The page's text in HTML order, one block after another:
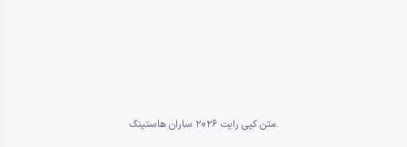
متن کپی رایت 2026 ساران هاستینگ.